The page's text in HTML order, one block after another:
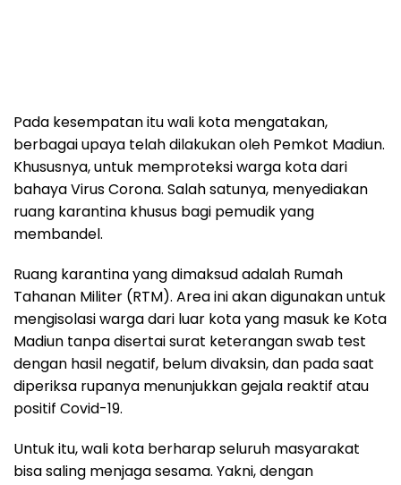
Pada kesempatan itu wali kota mengatakan,
berbagai upaya telah dilakukan oleh Pemkot Madiun.
Khususnya, untuk memproteksi warga kota dari
bahaya Virus Corona. Salah satunya, menyediakan
ruang karantina khusus bagi pemudik yang
membandel.
Ruang karantina yang dimaksud adalah Rumah
Tahanan Militer (RTM). Area ini akan digunakan untuk
mengisolasi warga dari luar kota yang masuk ke Kota
Madiun tanpa disertai surat keterangan swab test
dengan hasil negatif, belum divaksin, dan pada saat
diperiksa rupanya menunjukkan gejala reaktif atau
positif Covid-19.
Untuk itu, wali kota berharap seluruh masyarakat
bisa saling menjaga sesama. Yakni, dengan